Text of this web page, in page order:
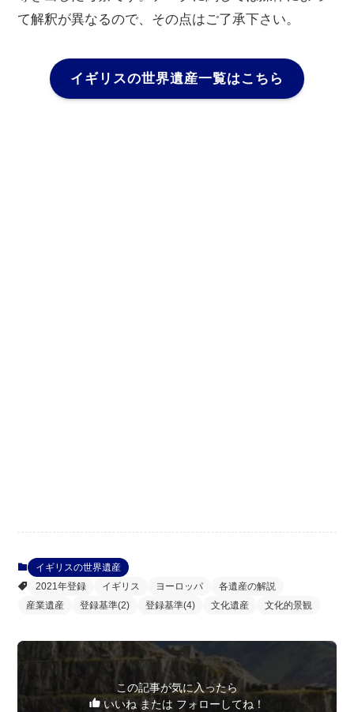
て解釈が異なるので、その点はご了承下さい。
イギリスの世界遺産一覧はこちら
イギリスの世界遺産
2021年登録
イギリス ヨーロッパ
各遺産の解説
産業遺産
登録基準(2) 登録基準(4) 文化遺産 文化的景観
この記事が気に入ったら
いいね または フォローしてね！